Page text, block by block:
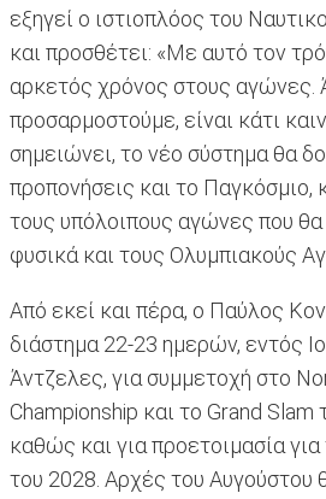
εξηγεί ο ιστιοπλόος του
και προσθέτει: «Με αυτό τον
αρκετός χρόνος στους αγώνες.
προσαρμοστούμε, είναι κάτι
σημειώνει, το νέο σύστημα θα
προπονήσεις και το
τους υπόλοιπους αγώνες που
φυσικά και τους Ολυμπιακούς
Από εκεί και πέρα, ο Παύλος
διάστημα 22-23 ημερών, εντός
Άντζελες, για συμμετοχή στο
Championship και το Grand
καθώς και για προετοιμασία
του 2028. Αρχές του Αυγούστου